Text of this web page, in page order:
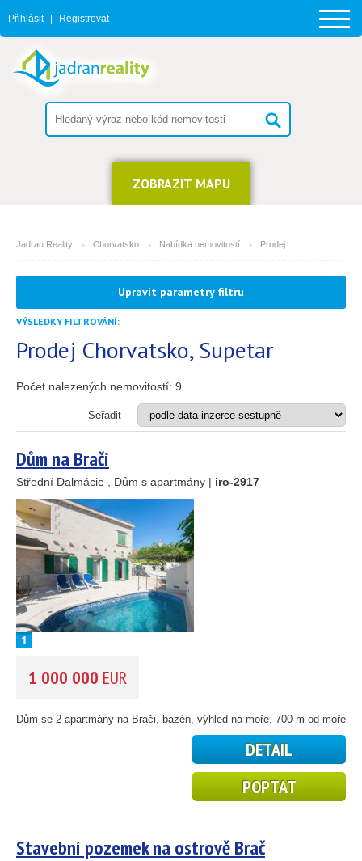
Přihlásit Registrovat
ZOBRAZIT MAPU
Jadran Reality Chorvatsko Nabídka nemovitostí Prodej
MĚSTO
(můžete vybrat více položek)
Apartmán
Dům
Dům s apartmány
Investiční projekt
Stavební pozemek
VZDÁLENOST OD MOŘE DO(m)
OBLAST(můžete vybrat více položek)
Istrie (3)
Kvarner (12)
Jižní Dalmácie (30)
CENA(vyberte rozsah)
Upravit parametry filtru
VÝSLEDKY FILTROVÁNÍ:
Prodej Chorvatsko, Supetar
Počet nalezených nemovitostí: 9
Seřadit
Dům na Brači
Střední Dalmácie , Dům s apartmány | iro-2917
1 000 000 EUR
Dům se 2 apartmány na Brači, bazén, výhled na moře, 700 m od moře...
DETAIL
POPTAT
Stavební pozemek na ostrově Brač